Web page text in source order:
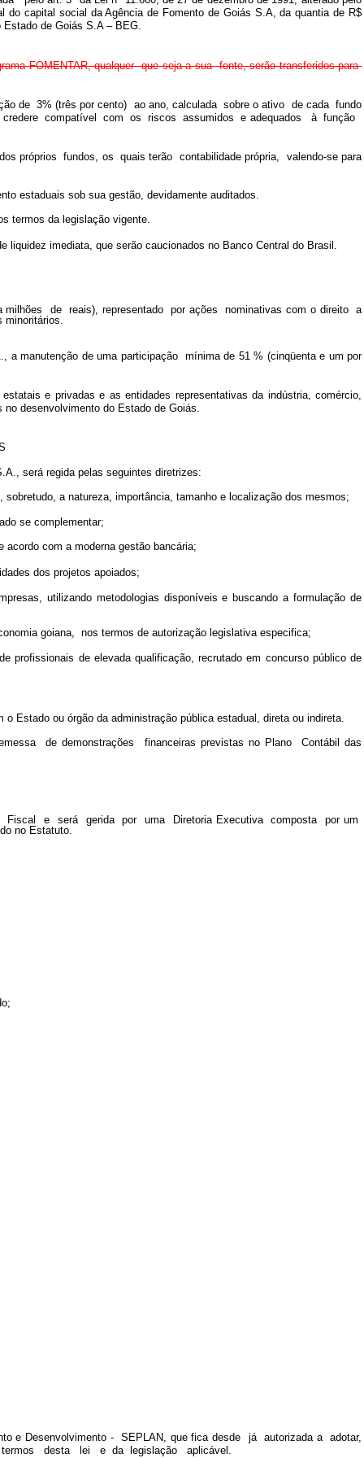
do capital social da Agência de Fomento de Goiás S.A, da quantia de R$
de Goiás S.A – BEG.
FOMENTAR, qualquer que seja a sua fonte, serão transferidos para
de 3% (três por cento) ao ano, calculada sobre o ativo de cada fundo
credere compatível com os riscos assumidos e adequados à função
próprios fundos, os quais terão contabilidade própria, valendo-se para
estaduais sob sua gestão, devidamente auditados.
termos da legislação vigente.
imediata, que serão caucionados no Banco Central do Brasil.
de reais), representado por ações nominativas com o direito a
a manutenção de uma participação mínima de 51 % (cinqüenta e um por
e privadas e as entidades representativas da indústria, comércio,
desenvolvimento do Estado de Goiás.
será regida pelas seguintes diretrizes:
a natureza, importância, tamanho e localização dos mesmos;
se complementar;
com a moderna gestão bancária;
dos projetos apoiados;
utilizando metodologias disponíveis e buscando a formulação de
goiana, nos termos de autorização legislativa especifica;
profissionais de elevada qualificação, recrutado em concurso público de
Estado ou órgão da administração pública estadual, direta ou indireta.
de demonstrações financeiras previstas no Plano Contábil das
e será gerida por uma Diretoria Executiva composta por um
no Estatuto.
e Desenvolvimento - SEPLAN, que fica desde já autorizada a adotar,
desta lei e da legislação aplicável.